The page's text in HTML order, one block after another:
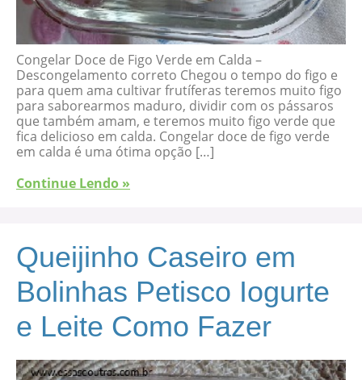
Congelar Doce de Figo Verde em Calda –
Descongelamento correto Chegou o tempo do figo e
para quem ama cultivar frutíferas teremos muito figo
para saborearmos maduro, dividir com os pássaros
que também amam, e teremos muito figo verde que
fica delicioso em calda. Congelar doce de figo verde
em calda é uma ótima opção […]
Continue Lendo »
Queijinho Caseiro em
Bolinhas Petisco Iogurte
e Leite Como Fazer